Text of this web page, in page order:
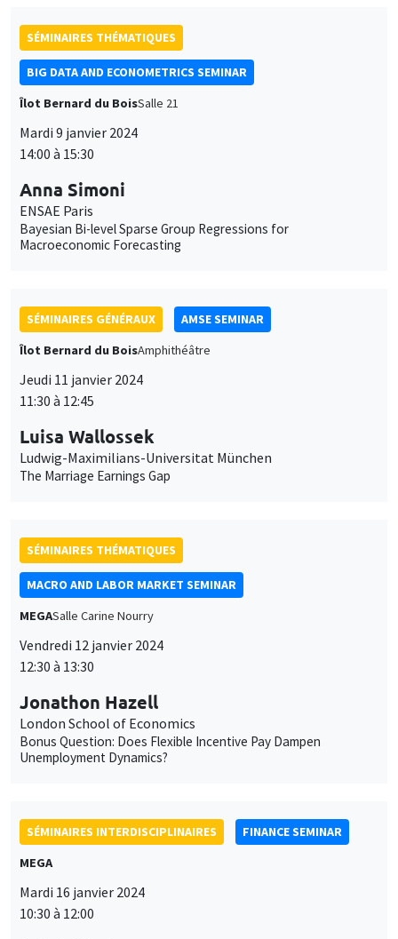
SÉMINAIRES THÉMATIQUES
BIG DATA AND ECONOMETRICS SEMINAR
Îlot Bernard du BoisSalle 21
Mardi 9 janvier 2024
14:00 à 15:30
Anna Simoni
ENSAE Paris
Bayesian Bi-level Sparse Group Regressions for
Macroeconomic Forecasting
SÉMINAIRES GÉNÉRAUX
AMSE SEMINAR
Îlot Bernard du BoisAmphithéâtre
Jeudi 11 janvier 2024
11:30 à 12:45
Luisa Wallossek
Ludwig-Maximilians-Universitat München
The Marriage Earnings Gap
SÉMINAIRES THÉMATIQUES
MACRO AND LABOR MARKET SEMINAR
MEGASalle Carine Nourry
Vendredi 12 janvier 2024
12:30 à 13:30
Jonathon Hazell
London School of Economics
Bonus Question: Does Flexible Incentive Pay Dampen
Unemployment Dynamics?
SÉMINAIRES INTERDISCIPLINAIRES
FINANCE SEMINAR
MEGA
Mardi 16 janvier 2024
10:30 à 12:00